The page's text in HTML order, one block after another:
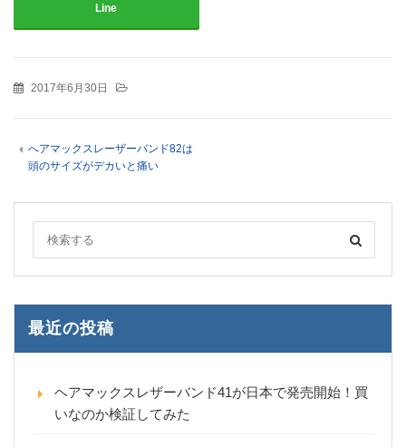
Line
2017年6月30日
へアマックスレーザーバンド82は
頭のサイズがデカいと痛い
最近の投稿
ヘアマックスレザーバンド41が日本で発売開始！買
いなのか検証してみた